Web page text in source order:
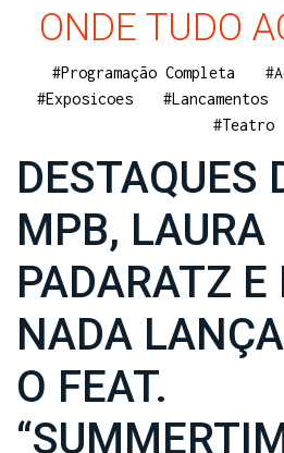
ONDE TUDO
#Programação Completa
#Exposicoes
#Lancamentos
#Teatro
DESTAQUES
MPB, LAURA
PADARATZ E
NADA
O FEAT.